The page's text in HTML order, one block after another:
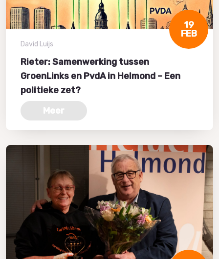
19
FEB
David Luijs
Rieter: Samenwerking tussen
GroenLinks en PvdA in Helmond – Een
politieke zet?
Meer